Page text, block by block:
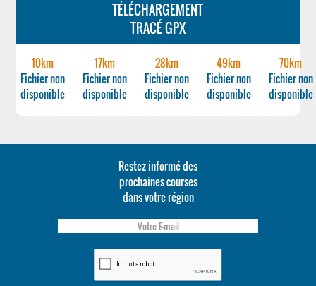
TÉLÉCHARGEMENT
TRACÉ GPX
10km
Fichier non
disponible
17km
Fichier non
disponible
28km
Fichier non
disponible
49km
Fichier non
disponible
70km
Fichier non
disponible
Restez informé des
prochaines courses
dans votre région